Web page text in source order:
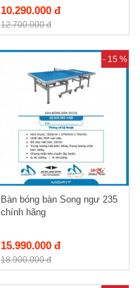
10.290.000 đ
12.700.000 đ
- 15 %
Bàn bóng bàn Song ngư 235
chính hãng
15.990.000 đ
18.900.000 đ